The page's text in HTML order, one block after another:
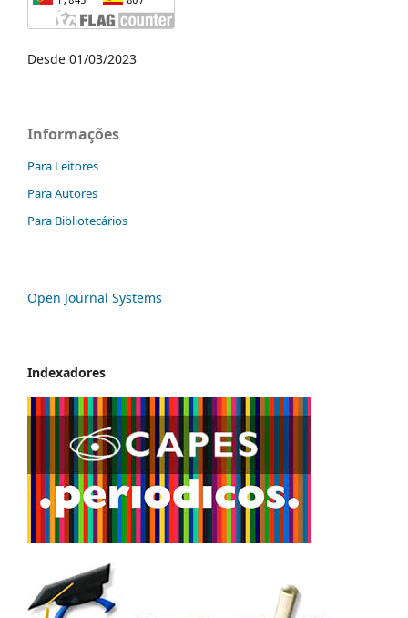
Desde 01/03/2023
Informações
Para Leitores
Para Autores
Para Bibliotecários
Open Journal Systems
Indexadores